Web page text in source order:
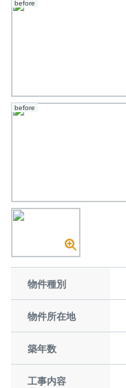
before
before
物件種別
物件所在地
築年数
工事内容